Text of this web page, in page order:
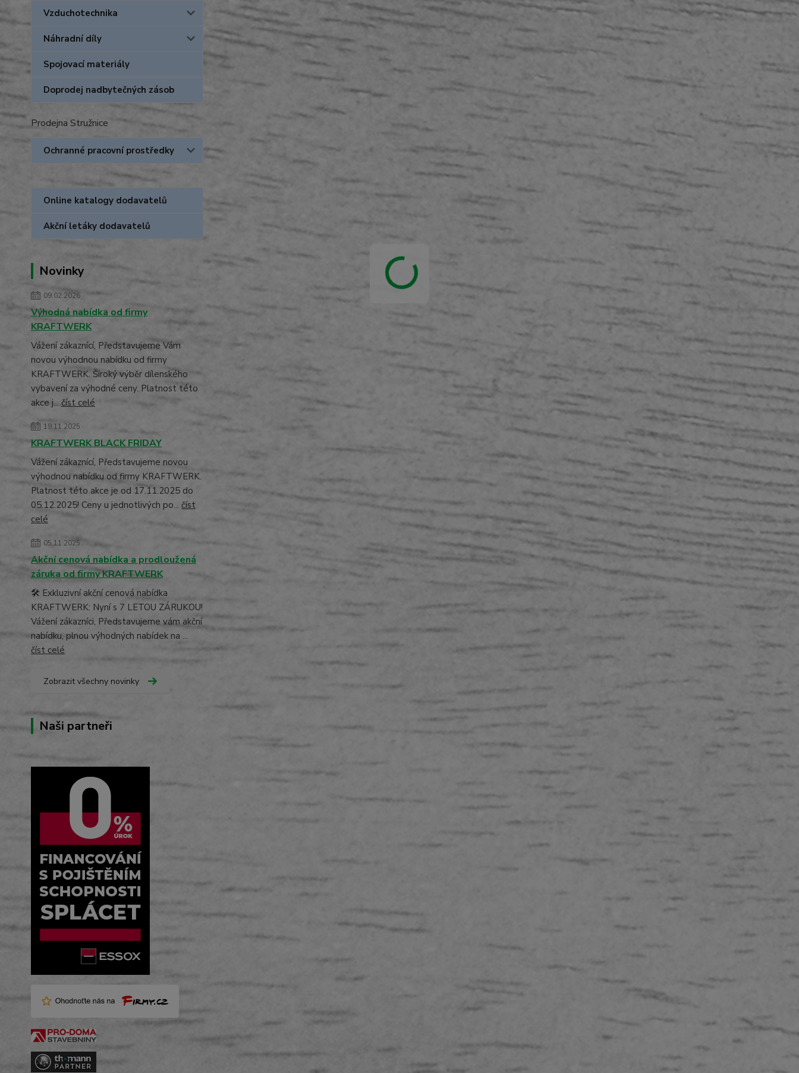
Vzduchotechnika
Náhradní díly
Spojovací materiály
Doprodej nadbytečných zásob
Prodejna Stružnice
Ochranné pracovní prostředky
Online katalogy dodavatelů
Akční letáky dodavatelů
Novinky
09.02.2026
Výhodná nabídka od firmy
KRAFTWERK
Vážení zákaznící, Představujeme Vám
novou výhodnou nabídku od firmy
KRAFTWERK. Široký výběr dílenského
vybavení za výhodné ceny. Platnost této
akce j... číst celé
19.11.2025
KRAFTWERK BLACK FRIDAY
Vážení zákaznící, Představujeme novou
výhodnou nabídku od firmy KRAFTWERK.
Platnost této akce je od 17.11.2025 do
05.12.2025! Ceny u jednotlivých po... číst
celé
05.11.2025
Akční cenová nabídka a prodloužená
záruka od firmy KRAFTWERK
🛠️ Exkluzivní akční cenová nabídka
KRAFTWERK: Nyní s 7 LETOU ZÁRUKOU!
Vážení zákazníci, Představujeme vám akční
nabídku, plnou výhodných nabídek na ...
číst celé
Zobrazit všechny novinky
Naši partneři